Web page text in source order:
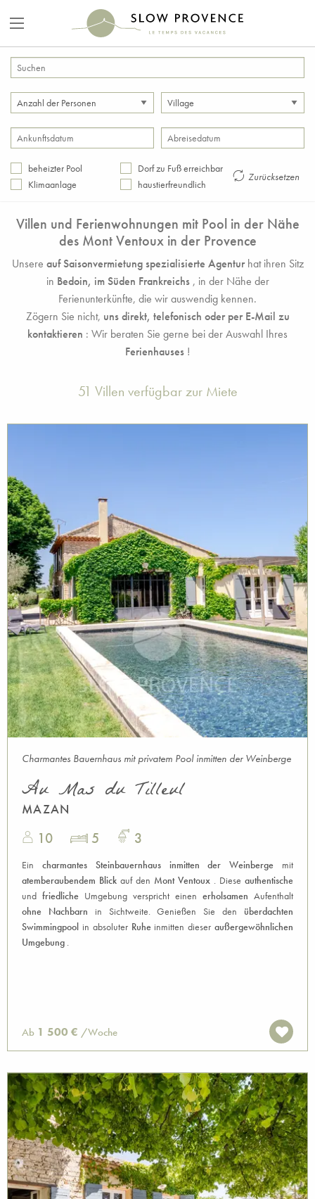
beheizter Pool
Klimaanlage
Dorf zu Fuß erreichbar
haustierfreundlich
Zurücksetzen
Villen und Ferienwohnungen mit Pool in der Nähe
des Mont Ventoux in der Provence
Unsere auf Saisonvermietung spezialisierte Agenturhat ihren Sitz
in Bedoin, im Süden Frankreichs, in der Nähe der
Ferienunterkünfte, die wir auswendig kennen.
Zögern Sie nicht, uns direkt, telefonisch oder per E-Mail zu
kontaktieren : Wir beraten Sie gerne bei der Auswahl Ihres
Ferienhauses !
51 Villen verfügbar zur Miete
Charmantes Bauernhaus mit privatem Pool inmitten der Weinberge
Au Mas du Tilleul
MAZAN
10 5 3
Ein charmantes Steinbauernhaus inmitten der Weinberge mit
atemberaubendem Blick auf den Mont Ventoux . Diese authentische
und friedliche Umgebung verspricht einen erholsamen Aufenthalt
ohne Nachbarn in Sichtweite. Genießen Sie den überdachten
Swimmingpool in absoluter Ruheinmitten dieser außergewöhnlichen
Umgebung .
Ab 1 500 € /Woche